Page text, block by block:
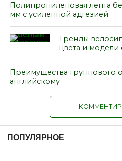
Полипропиленовая лента
мм с усиленной адгезией
Тренды
цвета и модели
Преимущества группового
английскому
ПОПУЛЯРНОЕ